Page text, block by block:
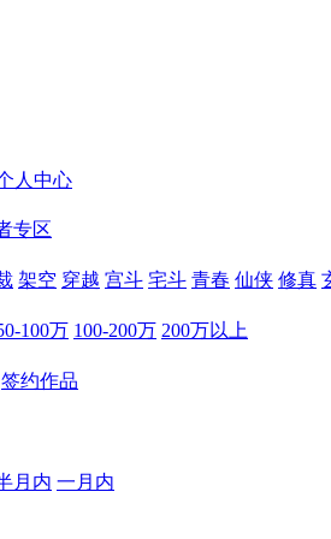
人中心
专区
架空 穿越 宫斗 宅斗 青春 仙侠 修真
100万 100-200万 200万以上
签约作品
月内 一月内